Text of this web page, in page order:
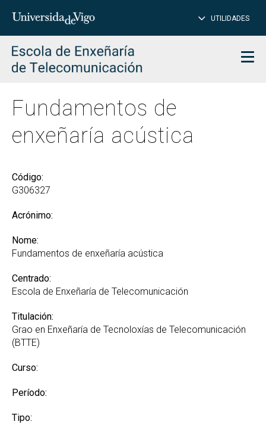
Introduce
para
buscar
UTILIDADES
Fundamentos de
enxeñaría acústica
Código:
G306327
Acrónimo:
Nome:
Fundamentos de enxeñaría acústica
Centrado:
Escola de Enxeñaría de Telecomunicación
Titulación:
Grao en Enxeñaría de Tecnoloxías de Telecomunicación
(BTTE)
Curso:
Período:
Tipo: